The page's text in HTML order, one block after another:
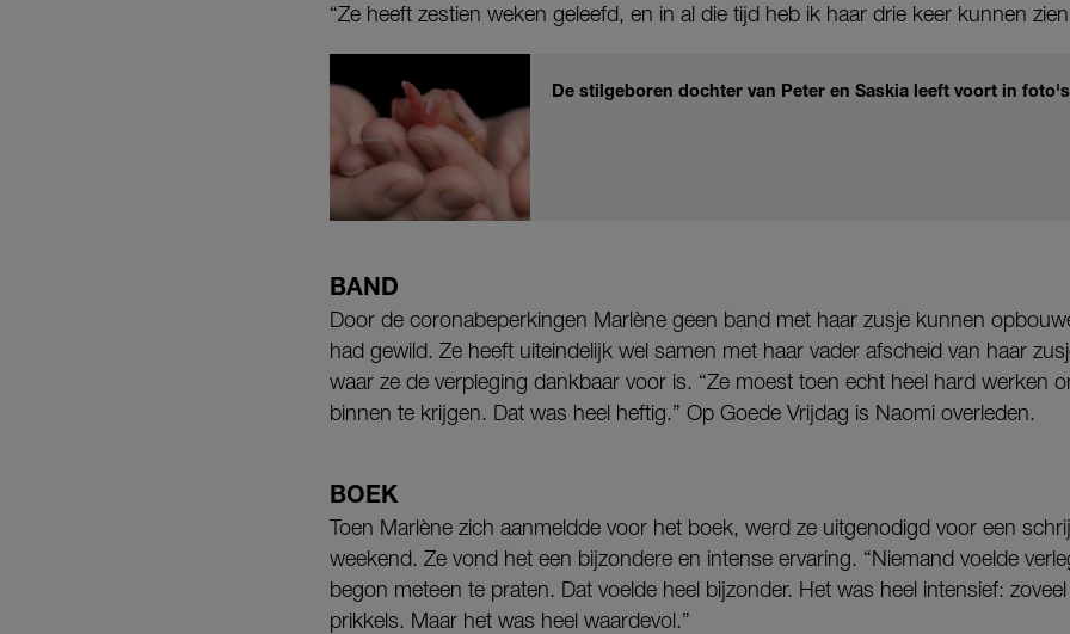
“Ze heeft zestien weken geleefd, en in al die tijd heb ik haar drie keer kunnen
De stilgeboren dochter van Peter en Saskia leeft voort in
BAND
Door de coronabeperkingen Marlène geen band met haar zusje kunnen
had gewild. Ze heeft uiteindelijk wel samen met haar vader afscheid van haar
waar ze de verpleging dankbaar voor is. “Ze moest toen echt heel hard werken
binnen te krijgen. Dat was heel heftig.” Op Goede Vrijdag is Naomi overleden.
BOEK
Toen Marlène zich aanmeldde voor het boek, werd ze uitgenodigd voor een
weekend. Ze vond het een bijzondere en intense ervaring. “Niemand voelde
begon meteen te praten. Dat voelde heel bijzonder. Het was heel intensief:
prikkels. Maar het was heel waardevol.”